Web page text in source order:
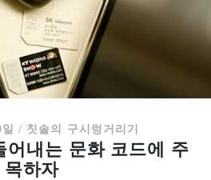
/ 칫솔의 구시렁거리기
어내는 문화 코드에 주
목하자